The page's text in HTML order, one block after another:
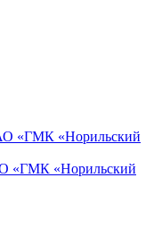
«ГМК «Норильский
«ГМК «Норильский